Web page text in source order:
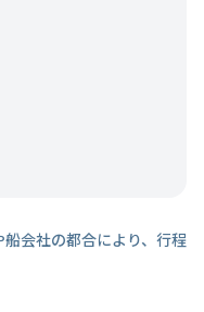
会社の都合により、行程